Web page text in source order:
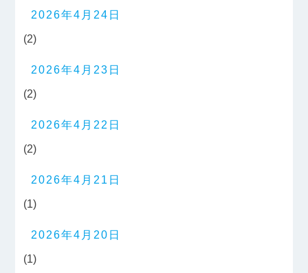
2026年4月24日
(2)
2026年4月23日
(2)
2026年4月22日
(2)
2026年4月21日
(1)
2026年4月20日
(1)